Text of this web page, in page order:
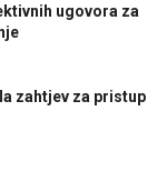
ugovora za
zahtjev za pristup